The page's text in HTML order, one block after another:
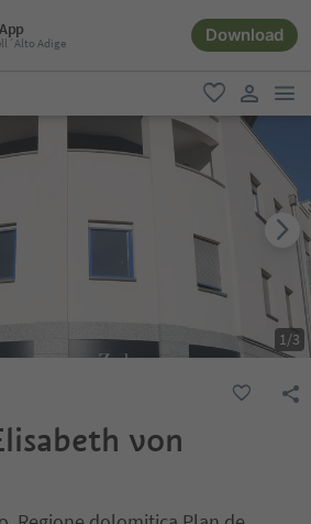
Adige Download
favoriti
user link
1/3
von